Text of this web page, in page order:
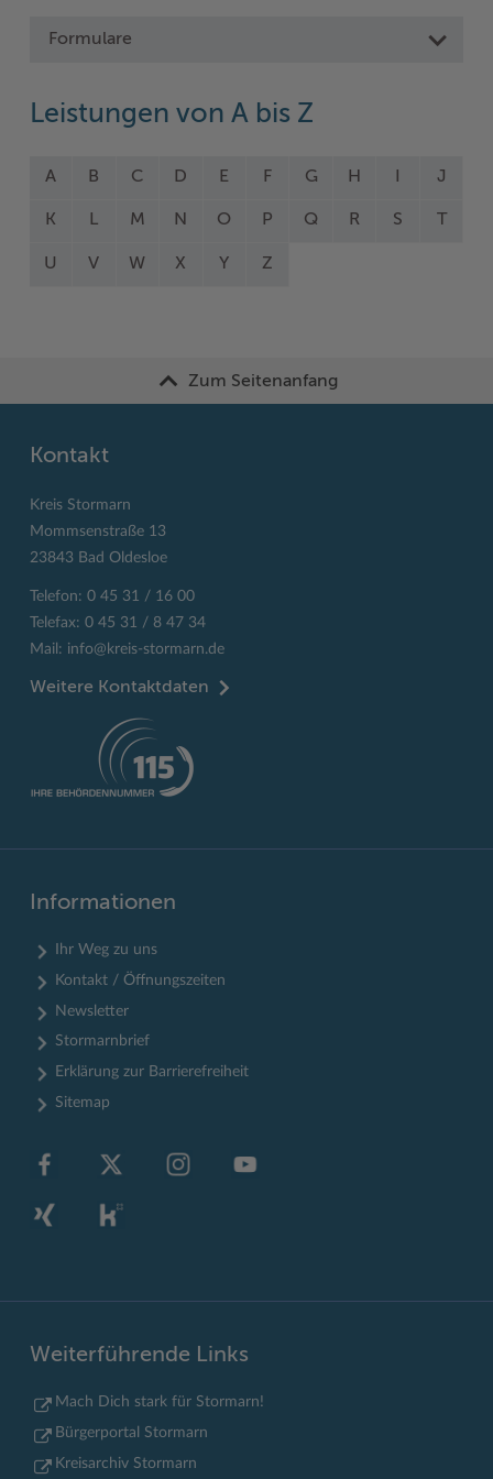
Formulare
Leistungen von A bis Z
A B C D E F G H J
K L M N O P Q R S T
U V W X Y Z
Zum Seitenanfang
Kontakt
Kreis Stormarn
Mommsenstraße 13
23843 Bad Oldesloe
Telefon: 0 45 31 / 16 00
Telefax: 0 45 31 / 8 47 34
Mail: info@kreis-stormarn.de
Weitere Kontaktdaten
Informationen
Ihr Weg zu uns
Kontakt / Öffnungszeiten
Newsletter
Stormarnbrief
Erklärung zur Barrierefreiheit
Sitemap
Weiterführende Links
Mach Dich stark für Stormarn!
Bürgerportal Stormarn
Kreisarchiv Stormarn